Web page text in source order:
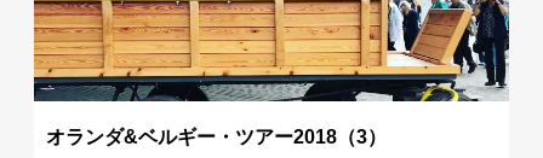
オランダ&ベルギー・ツアー2018（3）